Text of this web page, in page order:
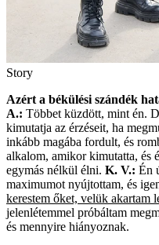
Story
Azért a békülési szándék
A.: Többet küzdött, mint én.
kimutatja az érzéseit, ha
inkább magába fordult, és
alkalom, amikor kimutatta, és
egymás nélkül élni. K. V.: Én
maximumot nyújtottam, és
kerestem őket, velük akartam
jelenlétemmel próbáltam
és mennyire hiányoznak.